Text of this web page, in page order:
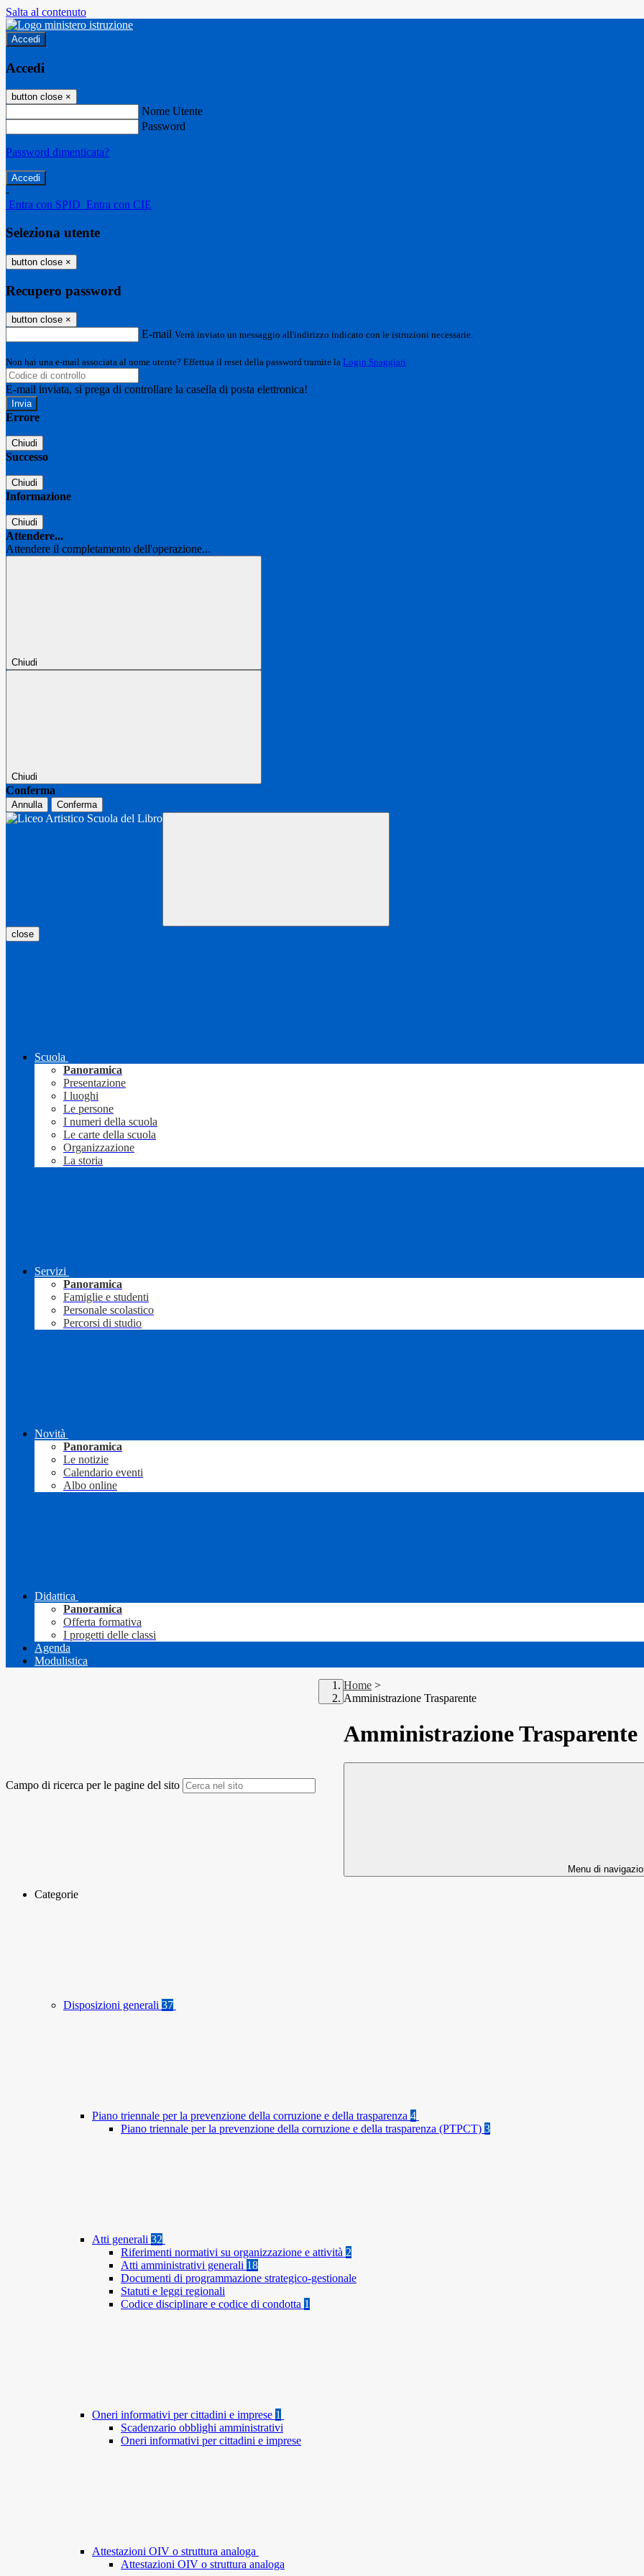
Salta al contenuto
Accedi
Accedi
button close ×
Nome Utente
Password
Password dimenticata?
-
Entra con SPID Entra con CIE
Seleziona utente
button close ×
Recupero password
button close ×
E-mail Verrà inviato un messaggio all'indirizzo indicato con le istruzioni necessarie.
Non hai una e-mail associata al nome utente? Effettua il reset della password tramite la Login Spaggiari
E-mail inviata, si prega di controllare la casella di posta elettronica!
Errore
Chiudi
Successo
Chiudi
Informazione
Chiudi
Attendere...
Attendere il completamento dell'operazione...
Chiudi
Chiudi
Conferma
Annulla Conferma
close
Scuola
Panoramica
Presentazione
I luoghi
Le persone
I numeri della scuola
Le carte della scuola
Organizzazione
La storia
Servizi
Panoramica
Famiglie e studenti
Personale scolastico
Percorsi di studio
Novità
Panoramica
Le notizie
Calendario eventi
Albo online
Didattica
Panoramica
Offerta formativa
I progetti delle classi
Agenda
Modulistica
Campo di ricerca per le pagine del sito
Home >
Amministrazione Trasparente
Amministrazione Trasparente
Menu di
Categorie
Disposizioni generali 37
Piano triennale per la prevenzione della corruzione e della trasparenza 4
Piano triennale per la prevenzione della corruzione e della trasparenza (PTPCT) 3
Atti generali 32
Riferimenti normativi su organizzazione e attività 2
Atti amministrativi generali 18
Documenti di programmazione strategico-gestionale
Statuti e leggi regionali
Codice disciplinare e codice di condotta 1
Oneri informativi per cittadini e imprese 1
Scadenzario obblighi amministrativi
Oneri informativi per cittadini e imprese
Attestazioni OIV o struttura analoga
Attestazioni OIV o struttura analoga